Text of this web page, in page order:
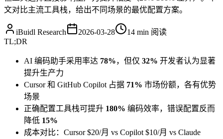
文对比主流工具栈，给出不同场景的最优配置方案。
iBuidl Research 2026-03-28 14 min 阅读
TL;DR
AI 编码助手采用率达 78%，但仅 32% 开发者认为显著
提升生产力
Cursor 和 GitHub Copilot 占据 71% 市场份额，各有优势
场景
正确配置工具栈可提升 180% 编码效率，错误配置反而
降低 15%
成本对比：Cursor $20/月 vs Copilot $10/月 vs Claude